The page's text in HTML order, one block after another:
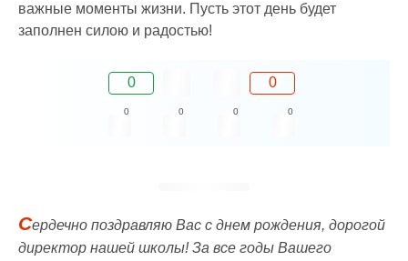
важные моменты жизни. Пусть этот день будет
заполнен силою и радостью!
0 0
0 0 0 0
Сердечно поздравляю Вас с днем рождения, дорогой
директор нашей школы! За все годы Вашего